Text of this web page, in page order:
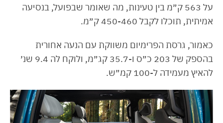
על 563 ק״מ בין טעינות, מה שאומר שבפועל, בנסיעה
אמיתית, תוכלו לקבל 450-460 ק״מ.
כאמור, גרסת הפרימיום משווקת עם הנעה אחורית
בהספק של 203 כ״ס ו-35.7 קג״מ, ולוקח לה 9.4 שנ׳
להאיץ מעמידה ל-100 קמ״ש.